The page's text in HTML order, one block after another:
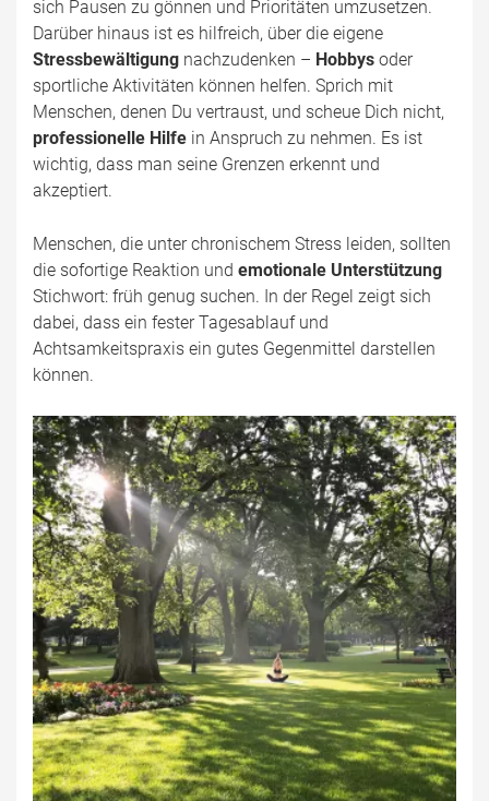
sich Pausen zu gönnen und Prioritäten umzusetzen.
Darüber hinaus ist es hilfreich, über die eigene
Stressbewältigung nachzudenken – Hobbys oder
sportliche Aktivitäten können helfen. Sprich mit
Menschen, denen Du vertraust, und scheue Dich nicht,
professionelle Hilfe in Anspruch zu nehmen. Es ist
wichtig, dass man seine Grenzen erkennt und
akzeptiert.
Menschen, die unter chronischem Stress leiden, sollten
die sofortige Reaktion und emotionale Unterstützung
Stichwort: früh genug suchen. In der Regel zeigt sich
dabei, dass ein fester Tagesablauf und
Achtsamkeitspraxis ein gutes Gegenmittel darstellen
können.